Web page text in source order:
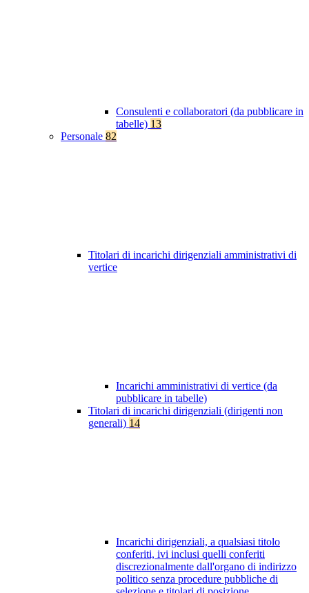
Consulenti e collaboratori (da pubblicare in
tabelle) 13
Personale 82
Titolari di incarichi dirigenziali amministrativi di
vertice
Incarichi amministrativi di vertice (da
pubblicare in tabelle)
Titolari di incarichi dirigenziali (dirigenti non
generali) 14
Incarichi dirigenziali, a qualsiasi titolo
conferiti, ivi inclusi quelli conferiti
discrezionalmente dall'organo di indirizzo
politico senza procedure pubbliche di